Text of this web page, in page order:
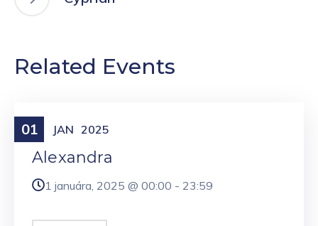
Related Events
01 JAN 2025
Meniny
Alexandra
1 januára, 2025 @ 00:00 - 23:59